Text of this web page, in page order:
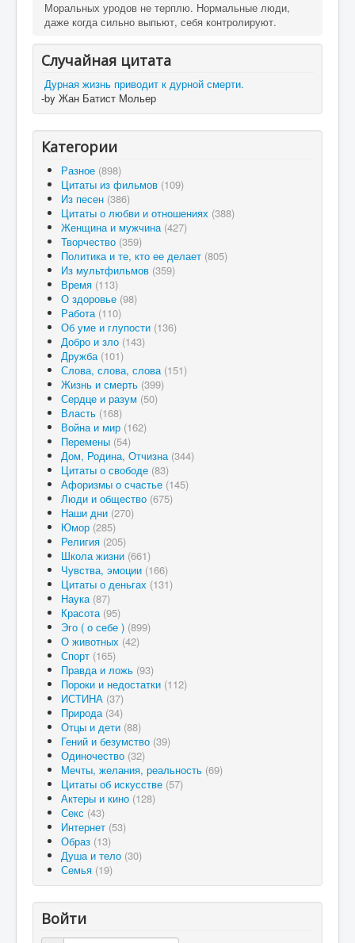
Моральных уродов не терплю. Нормальные люди,
даже когда сильно выпьют, себя контролируют.
Случайная цитата
Дурная жизнь приводит к дурной смерти.
-by Жан Батист Мольер
Категории
Разное (898)
Цитаты из фильмов (109)
Из песен (386)
Цитаты о любви и отношениях (388)
Женщина и мужчина (427)
Творчество (359)
Политика и те, кто ее делает (805)
Из мультфильмов (359)
Время (113)
О здоровье (98)
Работа (110)
Об уме и глупости (136)
Добро и зло (143)
Дружба (101)
Слова, слова, слова (151)
Жизнь и смерть (399)
Сердце и разум (50)
Власть (168)
Война и мир (162)
Перемены (54)
Дом, Родина, Отчизна (344)
Цитаты о свободе (83)
Афоризмы о счастье (145)
Люди и общество (675)
Наши дни (270)
Юмор (285)
Религия (205)
Школа жизни (661)
Чувства, эмоции (166)
Цитаты о деньгах (131)
Наука (87)
Красота (95)
Эго ( о себе ) (899)
О животных (42)
Спорт (165)
Правда и ложь (93)
Пороки и недостатки (112)
ИСТИНА (37)
Природа (34)
Отцы и дети (88)
Гений и безумство (39)
Одиночество (32)
Мечты, желания, реальность (69)
Цитаты об искусстве (57)
Актеры и кино (128)
Секс (43)
Интернет (53)
Образ (13)
Душа и тело (30)
Семья (19)
Войти